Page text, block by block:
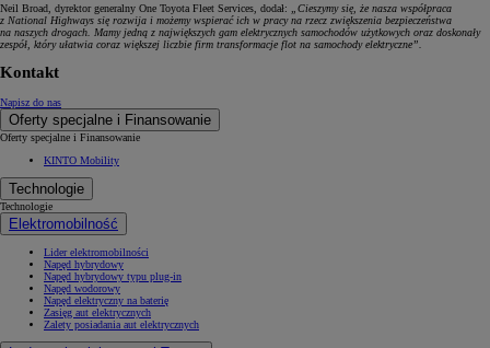
Neil Broad, dyrektor generalny One Toyota Fleet Services, dodał:
„Cieszymy się, że nasza współpraca
z National Highways się rozwija i możemy wspierać ich w pracy na rzecz zwiększenia bezpieczeństwa
na naszych drogach. Mamy jedną z największych gam elektrycznych samochodów użytkowych oraz doskonały
zespół, który ułatwia coraz większej liczbie firm transformacje flot na samochody elektryczne”.
Kontakt
Napisz do nas
Oferty specjalne i Finansowanie
Oferty specjalne i Finansowanie
KINTO Mobility
Technologie
Technologie
Elektromobilność
Lider elektromobilności
Napęd hybrydowy
Napęd hybrydowy typu plug-in
Napęd wodorowy
Napęd elektryczny na baterię
Zasięg aut elektrycznych
Zalety posiadania aut elektrycznych